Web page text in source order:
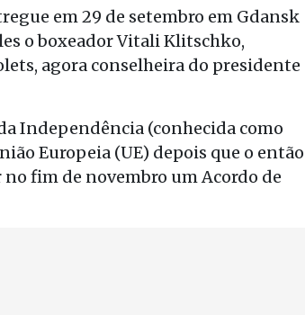
em 29 de setembro em Gdansk
o boxeador Vitali Klitschko,
agora conselheira do presidente
Independência (conhecida como
Europeia (UE) depois que o então
fim de novembro um Acordo de